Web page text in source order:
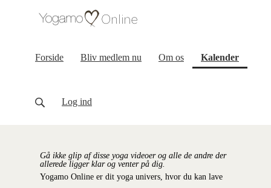
Forside Bliv medlem nu Om os Kalender
Log ind
Gå ikke glip af disse yoga videoer og alle de andre der
allerede ligger klar og venter på dig.
Yogamo Online er dit yoga univers, hvor du kan lave